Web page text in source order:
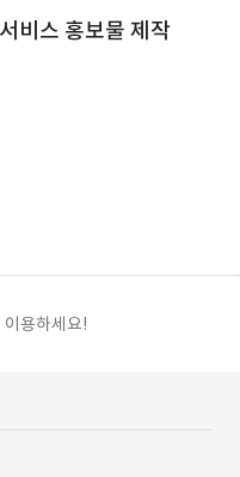
비스 홍보물 제작
이용하세요!